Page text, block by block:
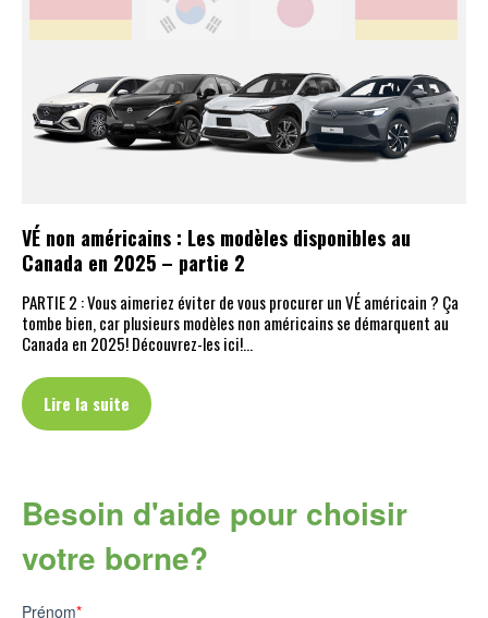
VÉ non américains : Les modèles disponibles au
Canada en 2025 – partie 2
PARTIE 2 : Vous aimeriez éviter de vous procurer un VÉ américain ? Ça
tombe bien, car plusieurs modèles non américains se démarquent au
Canada en 2025! Découvrez-les ici!…
Lire la suite